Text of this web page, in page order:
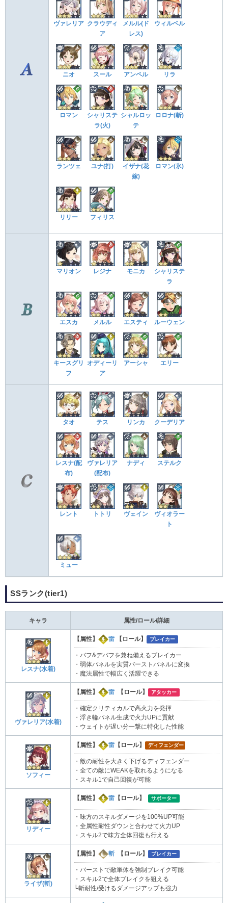
ヴァレリア クラウディ
ア
メルル(ド
レス)
ウィルベル
ニオ スール アンペル リラ
ロマン
シャリステ
ラ(火)
シャルロッ
テ
ロロナ(斬)
ランツェ ユナ(打)
イザナ(花
嫁)
ロマン(氷)
リリー フィリス
マリオン レジナ モニカ
シャリステ
ラ
エスカ メルル エスティ ルーウェン
キースグリ
フ
オディーリ
ア
アーシャ エリー
タオ テス リンカ クーデリア
レスナ(配
布)
ヴァレリア
(配布)
ナディ ステルク
レント トトリ ヴェイン
ヴィオラー
ト
ミュー
SSランク(tier1)
キャラ 属性/ロール/詳細
レスナ(水着)
【属性】 雷 【ロール】 ブレイカー
・バフ&デバフを兼ね備えるブレイカー
・弱体パネルを実質バーストパネルに変換
・魔法属性で幅広く活躍できる
ヴァレリア(水着)
【属性】 雷 【ロール】 アタッカー
・確定クリティカルで高火力を発揮
・浮き輪パネル生成で火力UPに貢献
・ウェイトが遅い分一撃に特化した性能
ソフィー
【属性】 雷 【ロール】 ディフェンダー
・敵の耐性を大きく下げるディフェンダー
・全ての敵にWEAKを取れるようになる
・スキル1で自己回復が可能
リディー
【属性】 雷 【ロール】 サポーター
・味方のスキルダメージを100%UP可能
・全属性耐性ダウンと合わせて火力UP
・スキル2で味方全体回復も行える
ライザ(斬)
【属性】 斬 【ロール】 ブレイカー
・バーストで敵単体を強制ブレイク可能
・スキル2で全体ブレイクを狙える
└斬耐性/受けるダメージアップも強力